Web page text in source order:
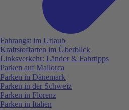
Fahrangst im Urlaub
Kraftstoffarten im Überblick
Linksverkehr: Länder & Fahrtipps
Parken auf Mallorca
Parken in Dänemark
Parken in der Schweiz
Parken in Florenz
Parken in Italien